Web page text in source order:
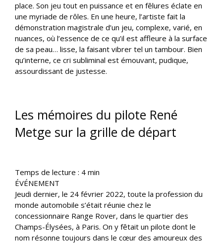
place. Son jeu tout en puissance et en fêlures éclate en
une myriade de rôles. En une heure, l’artiste fait la
démonstration magistrale d’un jeu, complexe, varié, en
nuances, où l’essence de ce qu’il est affleure à la surface
de sa peau… lisse, la faisant vibrer tel un tambour. Bien
qu’interne, ce cri subliminal est émouvant, pudique,
assourdissant de justesse.
Les mémoires du pilote René
Metge sur la grille de départ
Temps de lecture : 4 min
ÉVÉNEMENT
Jeudi dernier, le 24 février 2022, toute la profession du
monde automobile s’était réunie chez le
concessionnaire Range Rover, dans le quartier des
Champs-Élysées, à Paris. On y fêtait un pilote dont le
nom résonne toujours dans le cœur des amoureux des